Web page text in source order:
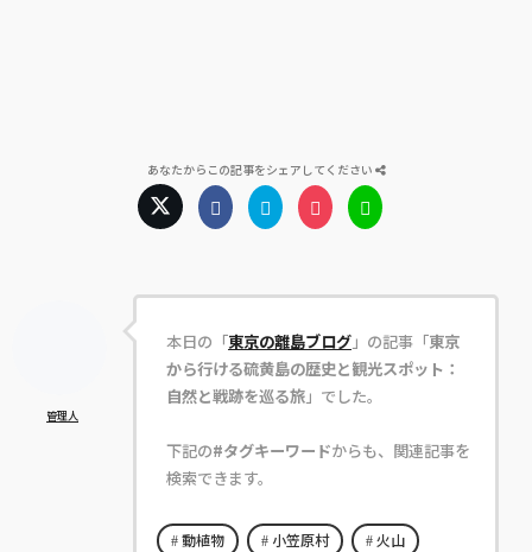
あなたからこの記事をシェアしてください
管理人
本日の「東京の離島ブログ」の記事「東京
から行ける硫黄島の歴史と観光スポット：
自然と戦跡を巡る旅」でした。
下記の#タグキーワードからも、関連記事を
検索できます。
動植物 小笠原村 火山